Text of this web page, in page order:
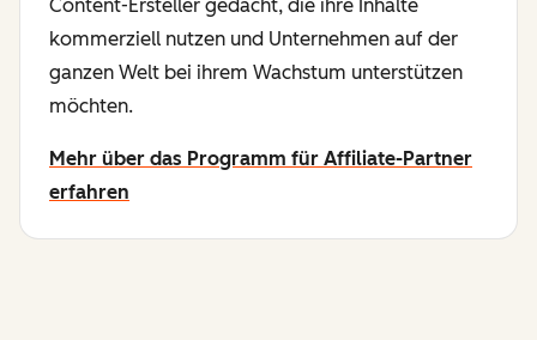
Content-Ersteller gedacht, die ihre Inhalte
kommerziell nutzen und Unternehmen auf der
ganzen Welt bei ihrem Wachstum unterstützen
möchten.
Mehr über das Programm für Affiliate-Partner
erfahren